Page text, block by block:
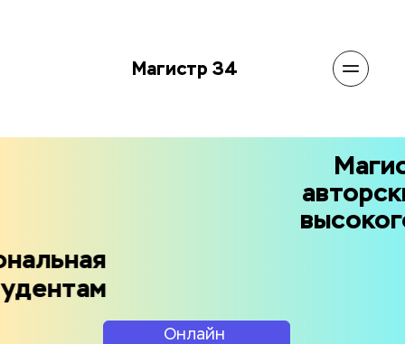
Магистр 34
авторские работы
высокого качества
Профессиональная
помощь студентам
Онлайн